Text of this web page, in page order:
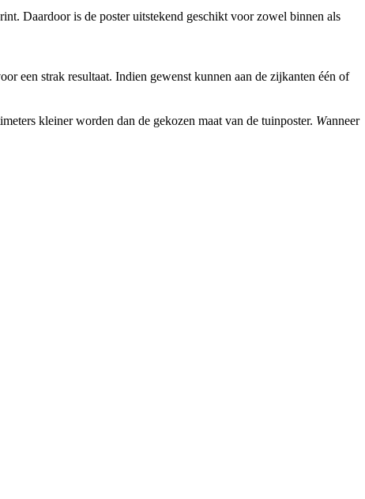
Daardoor is de poster uitstekend geschikt voor zowel binnen als
een strak resultaat. Indien gewenst kunnen aan de zijkanten één of
kleiner worden dan de gekozen maat van de tuinposter. Wanneer